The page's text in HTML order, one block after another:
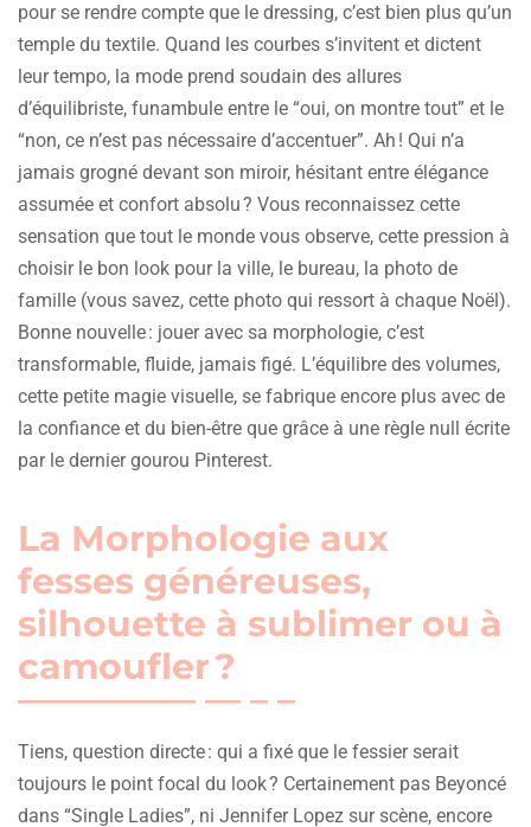
pour se rendre compte que le dressing, c’est bien plus qu’un
temple du textile. Quand les courbes s’invitent et dictent
leur tempo, la mode prend soudain des allures
d’équilibriste, funambule entre le “oui, on montre tout” et le
“non, ce n’est pas nécessaire d’accentuer”. Ah ! Qui n’a
jamais grogné devant son miroir, hésitant entre élégance
assumée et confort absolu ? Vous reconnaissez cette
sensation que tout le monde vous observe, cette pression à
choisir le bon look pour la ville, le bureau, la photo de
famille (vous savez, cette photo qui ressort à chaque Noël).
Bonne nouvelle : jouer avec sa morphologie, c’est
transformable, fluide, jamais figé. L’équilibre des volumes,
cette petite magie visuelle, se fabrique encore plus avec de
la confiance et du bien-être que grâce à une règle null écrite
par le dernier gourou Pinterest.
La Morphologie aux
fesses généreuses,
silhouette à sublimer ou à
camoufler ?
Tiens, question directe : qui a fixé que le fessier serait
toujours le point focal du look ? Certainement pas Beyoncé
dans “Single Ladies”, ni Jennifer Lopez sur scène, encore